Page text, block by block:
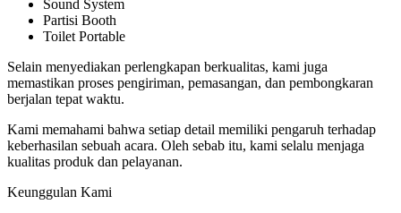
Sound System
Partisi Booth
Toilet Portable
Selain menyediakan perlengkapan berkualitas, kami juga
memastikan proses pengiriman, pemasangan, dan pembongkaran
berjalan tepat waktu.
Kami memahami bahwa setiap detail memiliki pengaruh terhadap
keberhasilan sebuah acara. Oleh sebab itu, kami selalu menjaga
kualitas produk dan pelayanan.
Keunggulan Kami